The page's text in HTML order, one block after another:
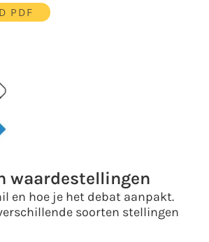
PDF
waardestellingen
en hoe je het debat aanpakt.
soorten stellingen